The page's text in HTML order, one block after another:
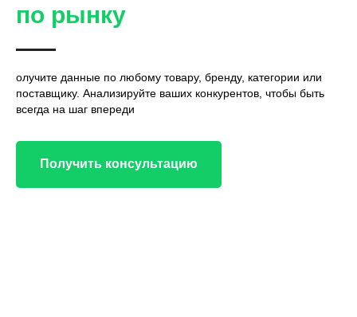
по рынку
олучите данные по любому товару, бренду, категории или
поставщику. Анализируйте ваших конкурентов, чтобы быть
всегда на шаг впереди
Получить консультацию